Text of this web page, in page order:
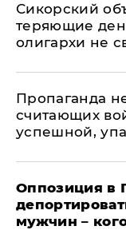
Сикорский
теряющие
олигархи не
​Пропаганда
считающих
успешной,
Оппозиция в
мужчин –